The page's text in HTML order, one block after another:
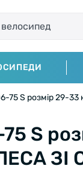
75 S розмір 29-
S
ЗІ